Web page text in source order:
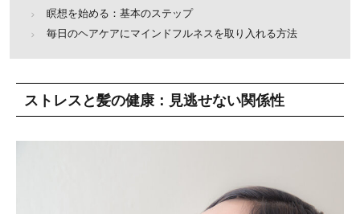
瞑想を始める：基本のステップ
毎日のヘアケアにマインドフルネスを取り入れる方法
ストレスと髪の健康：見逃せない関係性